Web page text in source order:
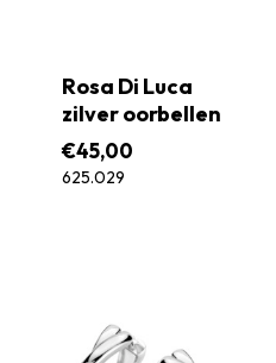
Rosa Di Luca
zilver oorbellen
€45,00
625.029